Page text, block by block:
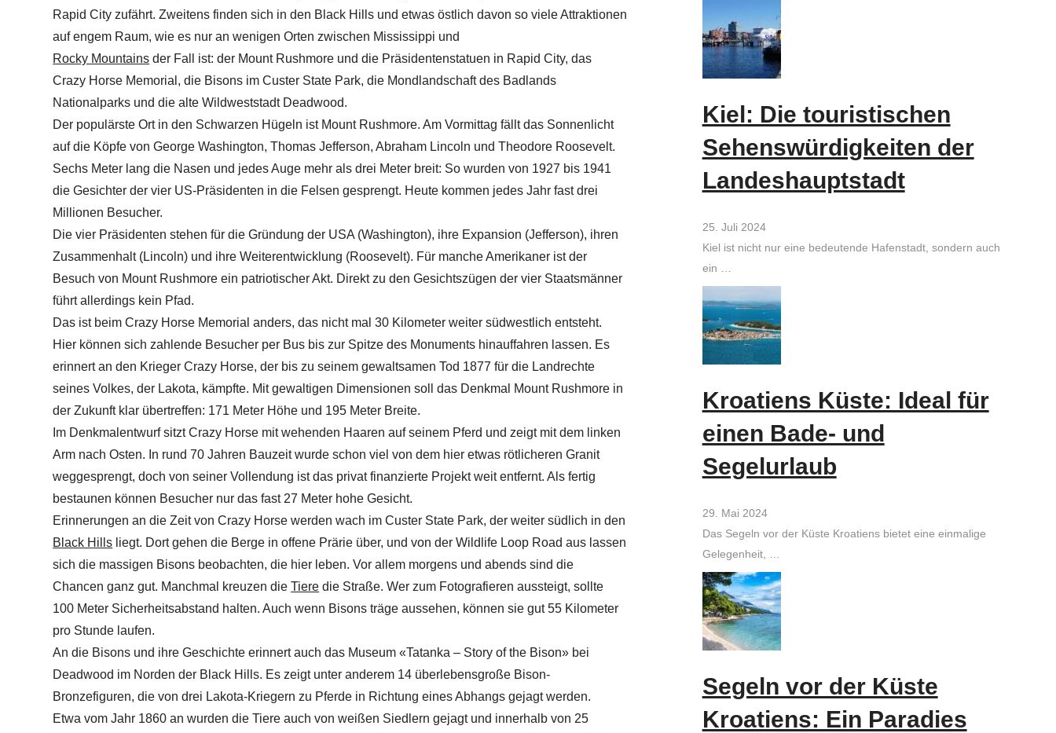
Rapid City zufährt. Zweitens finden sich in den Black Hills und etwas östlich davon so viele Attraktionen
auf engem Raum, wie es nur an wenigen Orten zwischen Mississippi und
Rocky Mountains der Fall ist: der Mount Rushmore und die Präsidentenstatuen in Rapid City, das
Crazy Horse Memorial, die Bisons im Custer State Park, die Mondlandschaft des Badlands
Nationalparks und die alte Wildweststadt Deadwood.
Der populärste Ort in den Schwarzen Hügeln ist Mount Rushmore. Am Vormittag fällt das Sonnenlicht
auf die Köpfe von George Washington, Thomas Jefferson, Abraham Lincoln und Theodore Roosevelt.
Sechs Meter lang die Nasen und jedes Auge mehr als drei Meter breit: So wurden von 1927 bis 1941
die Gesichter der vier US-Präsidenten in die Felsen gesprengt. Heute kommen jedes Jahr fast drei
Millionen Besucher.
Die vier Präsidenten stehen für die Gründung der USA (Washington), ihre Expansion (Jefferson), ihren
Zusammenhalt (Lincoln) und ihre Weiterentwicklung (Roosevelt). Für manche Amerikaner ist der
Besuch von Mount Rushmore ein patriotischer Akt. Direkt zu den Gesichtszügen der vier Staatsmänner
führt allerdings kein Pfad.
Das ist beim Crazy Horse Memorial anders, das nicht mal 30 Kilometer weiter südwestlich entsteht.
Hier können sich zahlende Besucher per Bus bis zur Spitze des Monuments hinauffahren lassen. Es
erinnert an den Krieger Crazy Horse, der bis zu seinem gewaltsamen Tod 1877 für die Landrechte
seines Volkes, der Lakota, kämpfte. Mit gewaltigen Dimensionen soll das Denkmal Mount Rushmore in
der Zukunft klar übertreffen: 171 Meter Höhe und 195 Meter Breite.
Im Denkmalentwurf sitzt Crazy Horse mit wehenden Haaren auf seinem Pferd und zeigt mit dem linken
Arm nach Osten. In rund 70 Jahren Bauzeit wurde schon viel von dem hier etwas rötlicheren Granit
weggesprengt, doch von seiner Vollendung ist das privat finanzierte Projekt weit entfernt. Als fertig
bestaunen können Besucher nur das fast 27 Meter hohe Gesicht.
Erinnerungen an die Zeit von Crazy Horse werden wach im Custer State Park, der weiter südlich in den
Black Hills liegt. Dort gehen die Berge in offene Prärie über, und von der Wildlife Loop Road aus lassen
sich die massigen Bisons beobachten, die hier leben. Vor allem morgens und abends sind die
Chancen ganz gut. Manchmal kreuzen dieTiere die Straße. Wer zum Fotografieren aussteigt, sollte
100 Meter Sicherheitsabstand halten. Auch wenn Bisons träge aussehen, können sie gut 55 Kilometer
pro Stunde laufen.
An die Bisons und ihre Geschichte erinnert auch das Museum «Tatanka – Story of the Bison» bei
Deadwood im Norden der Black Hills. Es zeigt unter anderem 14 überlebensgroße Bison-
Bronzefiguren, die von drei Lakota-Kriegern zu Pferde in Richtung eines Abhangs gejagt werden.
Etwa vom Jahr 1860 an wurden die Tiere auch von weißen Siedlern gejagt und innerhalb von 25
Kiel: Die touristischen
Sehenswürdigkeiten der
Landeshauptstadt
25. Juli 2024
Kiel ist nicht nur eine bedeutende Hafenstadt, sondern auch
ein …
Kroatiens Küste: Ideal für
einen Bade- und
Segelurlaub
29. Mai 2024
Das Segeln vor der Küste Kroatiens bietet eine einmalige
Gelegenheit, …
Segeln vor der Küste
Kroatiens: Ein Paradies